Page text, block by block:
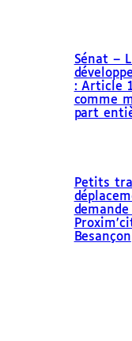
Sénat –
: Article
comme
part
Petits
Besançon